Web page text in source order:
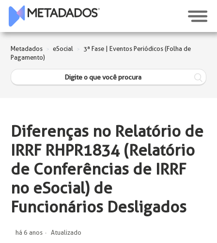
Metadados eSocial
3ª Fase | Eventos Periódicos (Folha de
Pagamento)
Diferenças no Relatório de
IRRF RHPR1834 (Relatório
de Conferências de IRRF
no eSocial) de
Funcionários Desligados
há 6 anos Atualizado